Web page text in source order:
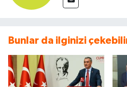
Bunlar da ilginizi